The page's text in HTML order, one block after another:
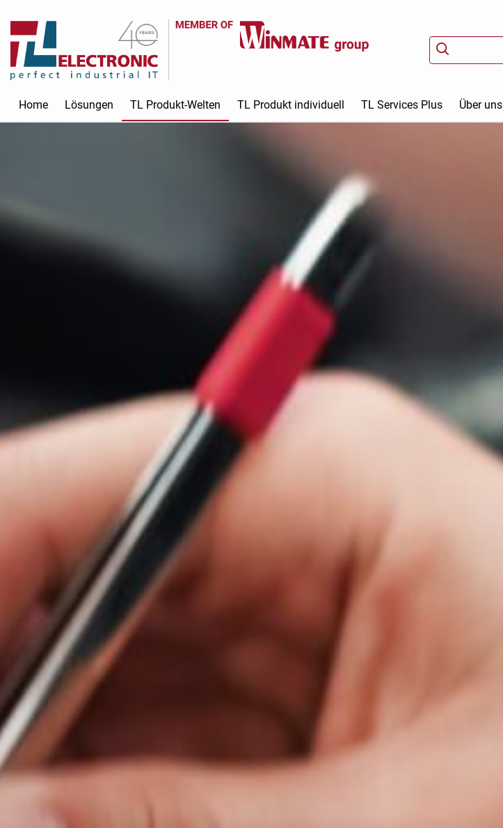
Home Lösungen TL Produkt-Welten TL Produkt individuell TL Services Plus Über uns